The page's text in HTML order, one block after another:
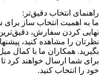
راهنمای انتخاب دقیق‌تر:
ما به اهمیت انتخاب ساز برای
نهایی کردن سفارش،
نظرتان را مشاهده کنید،
بگیرید. همکاران ما با کمال
برای شما ارسال خواهند کرد
خود را انتخاب کنید.